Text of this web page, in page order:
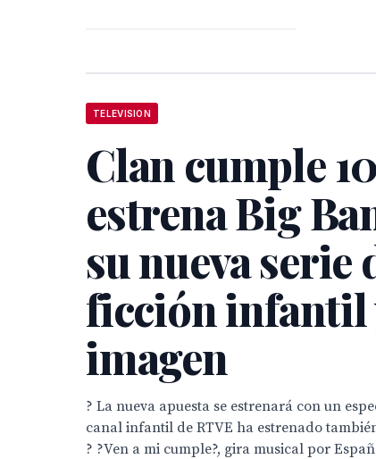
TELEVISION
Clan cumple
estrena Big
su nueva serie
ficción infantil
imagen
? La nueva apuesta se estrenará con un
canal infantil de RTVE ha estrenado
? ?Ven a mi cumple?, gira musical por